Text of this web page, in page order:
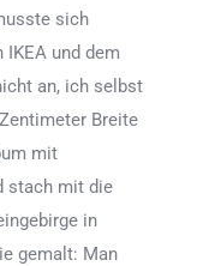
sich
IKEA und dem
an, ich selbst
Breite
mit
stach mit die
in
gemalt: Man